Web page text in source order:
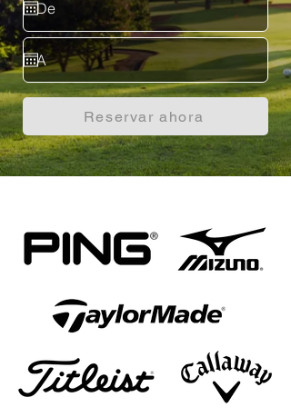
Reservar ahora